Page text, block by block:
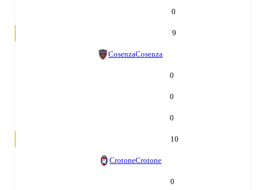
0
9
CosenzaCosenza
0
0
0
10
CrotoneCrotone
0